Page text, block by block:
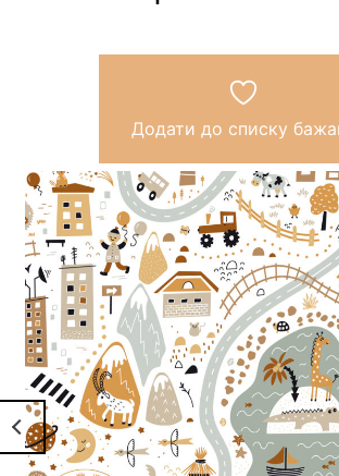
Додати до списку